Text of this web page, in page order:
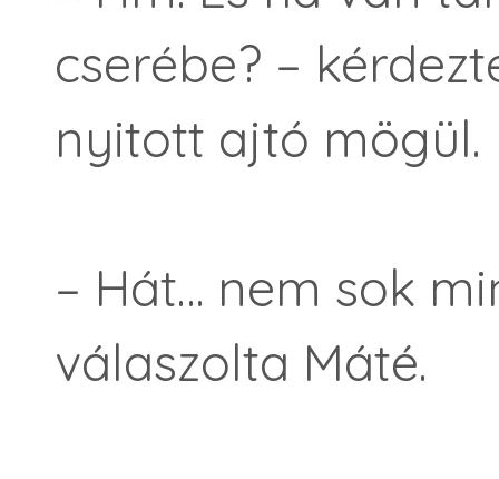
cserébe? –
nyitott ajtó mögül.
– Hát… nem sok
válaszolta Máté.